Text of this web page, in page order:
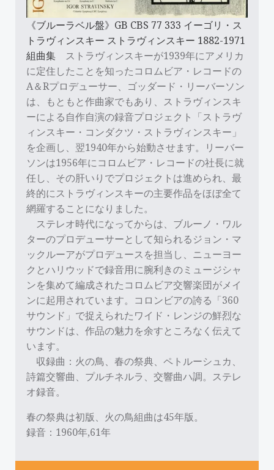
《ブルーラベル盤》GB CBS 77 333 イーゴリ・ス
トラヴィンスキー ストラヴィンスキー 1882-1971
組曲集 ストラヴィンスキーが1939年にアメリカ
に定住したことを知ったコロムビア・レコードの
A＆Rプロデューサー、ゴッダード・リーバーソン
は、もともと作曲家でもあり、ストラヴィンスキ
ーによる自作自演の録音プロジェクト「ストラヴ
ィンスキー・コンダクツ・ストラヴィンスキー」
を企画し、翌1940年から始動させます。リーバー
ソンは1956年にコロムビア・レコードの社長に就
任し、その肝いりでプロジェクトは進められ、最
終的にストラヴィンスキーの主要作品をほぼ全て
網羅することになりました。
ステレオ時代になってからは、ブルーノ・ワル
ターのプロデューサーとして知られるジョン・マ
ックルーアがプロデュースを担当し、ニューヨー
クとハリウッドで録音用に腕利きのミュージシャ
ンを集めて編成されたコロムビア交響楽団がメイ
ンに起用されています。コロンビアの誇る「360
サウンド」で捉えられたワイド・レンジの鮮烈な
サウンドは、作品の魅力を余すところなく伝えて
います。
収録曲：火の鳥、春の祭典、ペトルーシュカ、
詩篇交響曲、プルチネルラ、交響曲ハ調。ステレ
オ録音。
春の祭典は初版、火の鳥組曲は45年版。
録音：1960年,61年